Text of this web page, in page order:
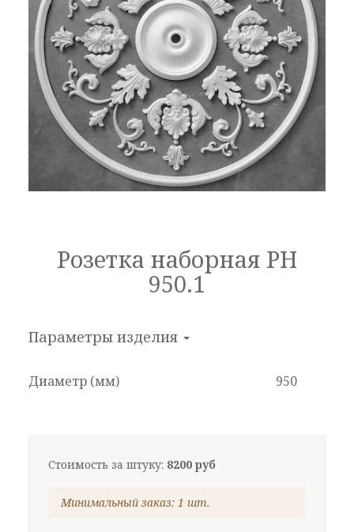
Розетка наборная РН
950.1
Параметры изделия
Диаметр (мм) 950
Стоимость за штуку: 8200 руб
Минимальный заказ: 1 шт.